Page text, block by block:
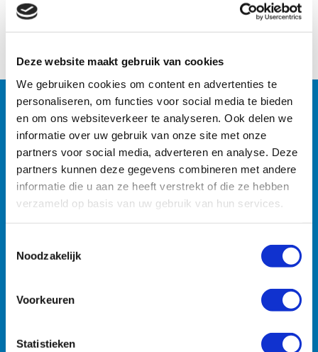
Deze website maakt gebruik van cookies
We gebruiken cookies om content en advertenties te
personaliseren, om functies voor social media te bieden
en om ons websiteverkeer te analyseren. Ook delen we
informatie over uw gebruik van onze site met onze
partners voor social media, adverteren en analyse. Deze
partners kunnen deze gegevens combineren met andere
informatie die u aan ze heeft verstrekt of die ze hebben
verzameld op basis van uw gebruik van hun services.
Noodzakelijk
Voorkeuren
Statistieken
Machines
Zoekt u specifieke machines? U vindt ze razendsnel met
onze zoekmachine.